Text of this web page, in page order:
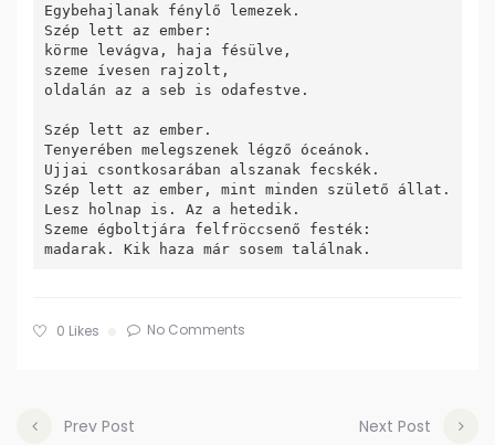
Egybehajlanak fénylő lemezek.
Szép lett az ember:
körme levágva, haja fésülve,
szeme ívesen rajzolt,
oldalán az a seb is odafestve.
Szép lett az ember.
Tenyerében melegszenek légző óceánok.
Ujjai csontkosarában alszanak fecskék.
Szép lett az ember, mint minden születő állat.
Lesz holnap is. Az a hetedik.
Szeme égboltjára felfröccsenő festék:
0 Likes No Comments
Prev Post Next Post